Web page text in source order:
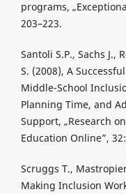
programs,
203–223.
Santoli S.P., Sachs J.,
S. (2008), A
Middle-School
Planning Time, and
Support, „Research
Education Online”,
Scruggs T.,
Making Inclusion